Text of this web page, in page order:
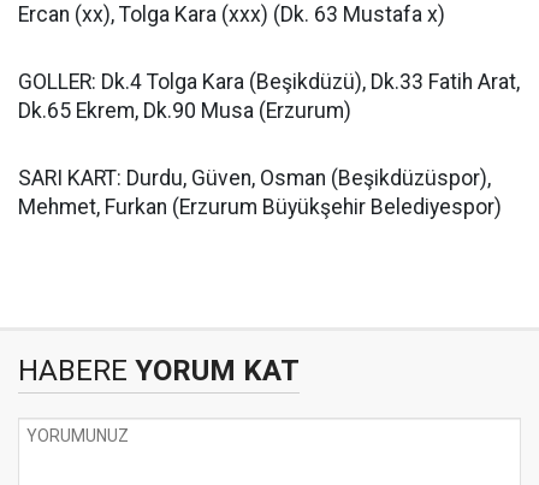
Ercan (xx), Tolga Kara (xxx) (Dk. 63 Mustafa x)
GOLLER: Dk.4 Tolga Kara (Beşikdüzü), Dk.33 Fatih Arat,
Dk.65 Ekrem, Dk.90 Musa (Erzurum)
SARI KART: Durdu, Güven, Osman (Beşikdüzüspor),
Mehmet, Furkan (Erzurum Büyükşehir Belediyespor)
HABERE YORUM KAT